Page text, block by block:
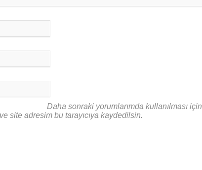
Daha sonraki yorumlarımda kullanılması için
site adresim bu tarayıcıya kaydedilsin.